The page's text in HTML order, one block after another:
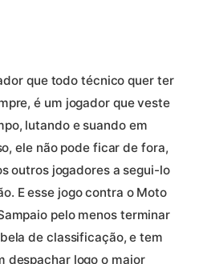
que todo técnico quer ter
é um jogador que veste
lutando e suando em
ele não pode ficar de fora,
outros jogadores a segui-lo
E esse jogo contra o Moto
pelo menos terminar
de classificação, e tem
despachar logo o maior